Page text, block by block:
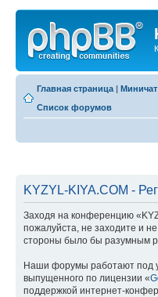
Главная страница | Миничат
Список форумов
KYZYL-KIYA.COM -
Заходя на конференцию
пожалуйста, не заходите и
стороны было бы разумным
Наши форумы работают под
выпущенного по лицензии «
поддержкой интернет-